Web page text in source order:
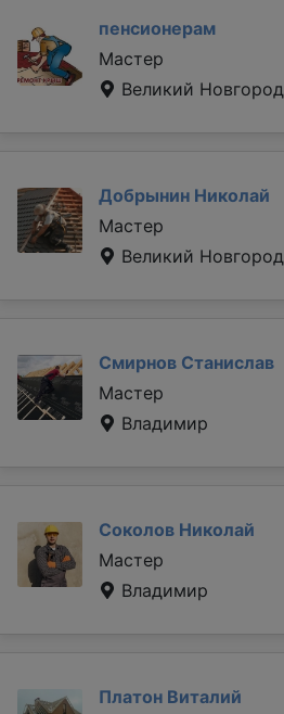
пенсионерам
Мастер
Великий Новгород
Добрынин Николай
Мастер
Великий Новгород
Смирнов Станислав
Мастер
Владимир
Соколов Николай
Мастер
Владимир
Платон Виталий